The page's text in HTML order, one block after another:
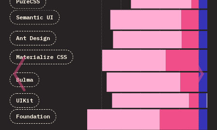
Semantic UI
Ant Design
Materialize CSS
Bulma
UIKit
Foundation